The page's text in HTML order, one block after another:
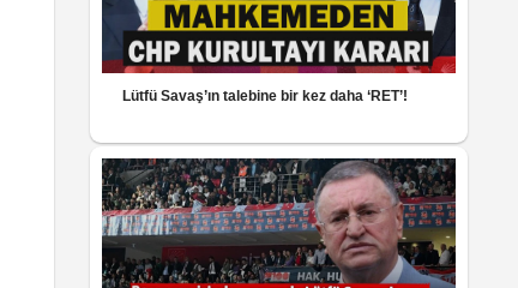
Lütfü Savaş’ın talebine bir kez daha ‘RET’!